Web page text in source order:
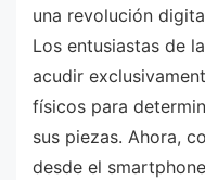
una revolución
Los entusiastas de
acudir
físicos para
sus piezas. Ahora,
desde el